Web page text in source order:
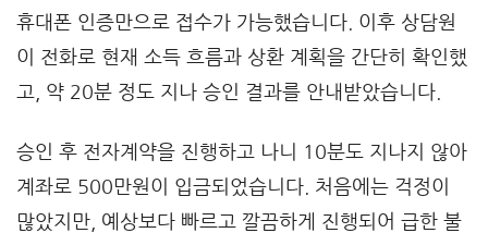
휴대폰 인증만으로 접수가 가능했습니다. 이후 상담원
이 전화로 현재 소득 흐름과 상환 계획을 간단히 확인했
고, 약 20분 정도 지나 승인 결과를 안내받았습니다.
승인 후 전자계약을 진행하고 나니 10분도 지나지 않아
계좌로 500만원이 입금되었습니다. 처음에는 걱정이
많았지만, 예상보다 빠르고 깔끔하게 진행되어 급한 불